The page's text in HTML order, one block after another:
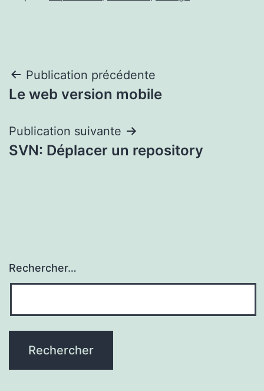
Navigation
de
l’article
Publication précédente
Le web version mobile
Publication suivante
SVN: Déplacer un repository
Rechercher…